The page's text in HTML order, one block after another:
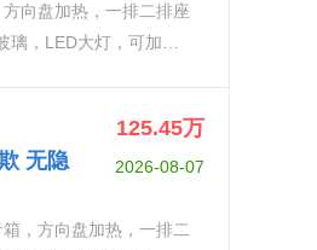
向盘加热，一排二排座
，LED大灯，可加热
125.45万
2026-08-07
无隐
，方向盘加热，一排二